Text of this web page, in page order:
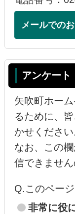
メールでの
アンケート
矢吹町ホー
るために、
かせください
なお、この
信できません
Q.このペー
非常に役